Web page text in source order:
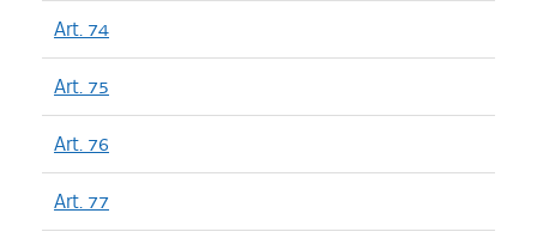
Art. 74
Art. 75
Art. 76
Art. 77